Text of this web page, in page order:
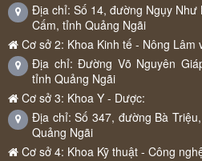
Địa chỉ: Số 14, đường Ngụy
Cấm, tỉnh Quảng Ngãi
Cơ sở 2: Khoa Kinh tế - Nông Lâm
Địa chỉ: Đường Võ Nguyên
tỉnh Quảng Ngãi
Cơ sở 3: Khoa Y - Dược:
Địa chỉ: Số 347, đường Bà
Quảng Ngãi
Cơ sở 4: Khoa Kỹ thuật - Công